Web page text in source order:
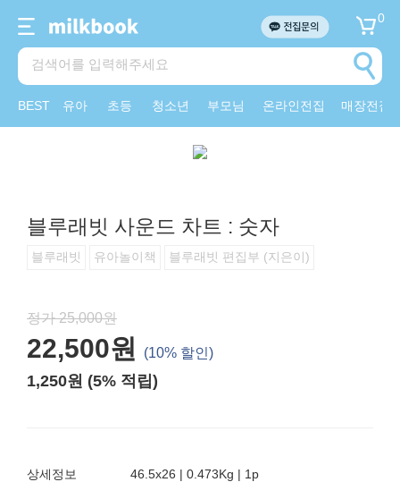
0
BEST 유아 초등 청소년 부모님 온라인전집 매장전집
블루래빗 사운드 차트 : 숫자
블루래빗 유아놀이책 블루래빗 편집부 (지은이)
정가 25,000원
22,500원 (10% 할인)
1,250원 (5% 적립)
상세정보 46.5x26 | 0.473Kg | 1p